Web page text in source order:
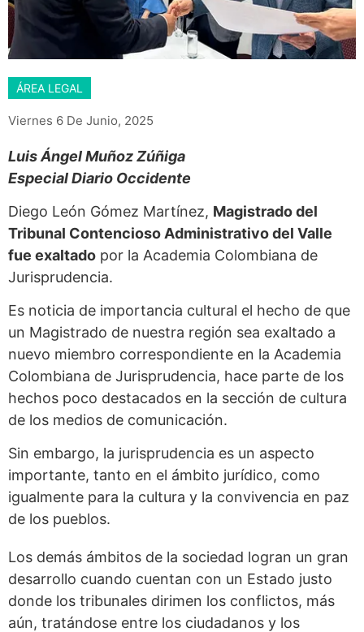
ÁREA LEGAL
Viernes 6 De Junio, 2025
Luis Ángel Muñoz Zúñiga
Especial Diario Occidente
Diego León Gómez Martínez, Magistrado del
Tribunal Contencioso Administrativo del Valle
fue exaltado por la Academia Colombiana de
Jurisprudencia.
Es noticia de importancia cultural el hecho de que
un Magistrado de nuestra región sea exaltado a
nuevo miembro correspondiente en la Academia
Colombiana de Jurisprudencia, hace parte de los
hechos poco destacados en la sección de cultura
de los medios de comunicación.
Sin embargo, la jurisprudencia es un aspecto
importante, tanto en el ámbito jurídico, como
igualmente para la cultura y la convivencia en paz
de los pueblos.
Los demás ámbitos de la sociedad logran un gran
desarrollo cuando cuentan con un Estado justo
donde los tribunales dirimen los conflictos, más
aún, tratándose entre los ciudadanos y los